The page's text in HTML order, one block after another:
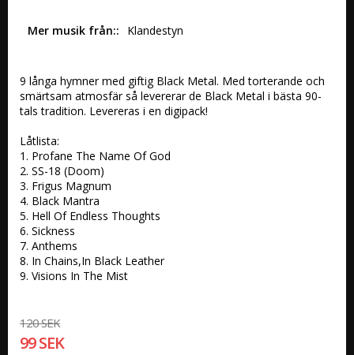
Mer musik från: Klandestyn
9 långa hymner med giftig Black Metal. Med torterande och
smärtsam atmosfär så levererar de Black Metal i bästa 90-
tals tradition. Levereras i en digipack!
Låtlista:
1. Profane The Name Of God
2. SS-18 (Doom)
3. Frigus Magnum
4. Black Mantra
5. Hell Of Endless Thoughts
6. Sickness
7. Anthems
8. In Chains,In Black Leather
9. Visions In The Mist
120 SEK
99 SEK